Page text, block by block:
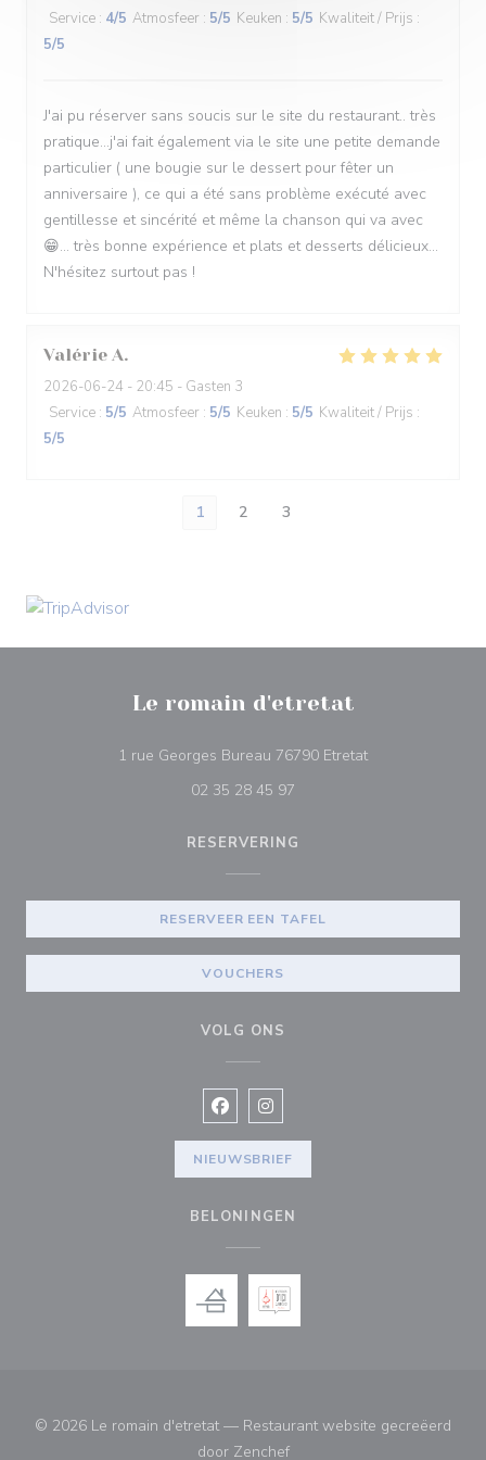
Service : 4/5 Atmosfeer : 5/5 Keuken : 5/5 Kwaliteit / Prijs :
5/5
J'ai pu réserver sans soucis sur le site du restaurant.. très
pratique...j'ai fait également via le site une petite demande
particulier ( une bougie sur le dessert pour fêter un
anniversaire ), ce qui a été sans problème exécuté avec
gentillesse et sincérité et même la chanson qui va avec
😁... très bonne expérience et plats et desserts délicieux...
N'hésitez surtout pas !
Valérie A
2026-06-24 - 20:45 - Gasten 3
Service : 5/5 Atmosfeer : 5/5 Keuken : 5/5 Kwaliteit / Prijs :
5/5
1 2 3
Le romain d'etretat
1 rue Georges Bureau 76790 Etretat((opent in een
02 35 28 45 97
RESERVERING
RESERVEER EEN TAFEL
VOUCHERS
VOLG ONS
Facebook ((opent in een nieuw
Instagram ((opent in een
NIEUWSBRIEF
BELONINGEN
© 2026 Le romain d'etretat — Restaurant website gecreëerd
door Zenchef((opent in een nieuw